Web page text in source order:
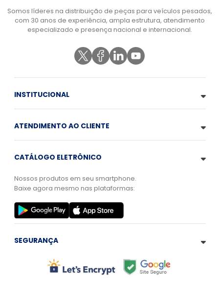
Somos líderes na distribuição de peças para veículos pesados,
com 30 anos de experiência, ampla estrutura, atendimento
especializado e presença nacional e internacional.
INSTITUCIONAL
ATENDIMENTO AO CLIENTE
CATÁLOGO ELETRÔNICO
Nossos produtos em seu smartphone.
Baixe agora mesmo nas plataformas:
SEGURANÇA